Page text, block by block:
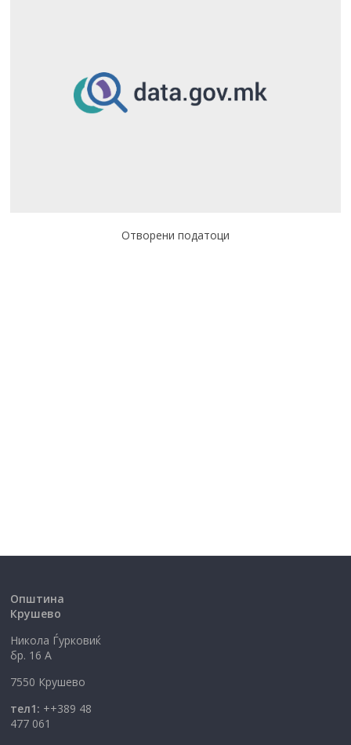
Отворени податоци
Општина
Крушево
Никола Ѓурковиќ
бр. 16 А
7550 Крушево
тел1: ++389 48
477 061